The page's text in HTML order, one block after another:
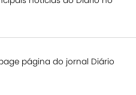
página do jornal Diário